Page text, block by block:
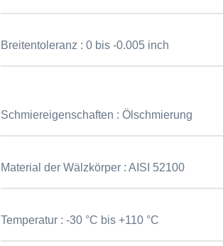
Breitentoleranz :0 bis -0.005 inch
Schmiereigenschaften :Ölschmierung
Material der Wälzkörper :AISI 52100
Temperatur :-30 °C bis +110 °C